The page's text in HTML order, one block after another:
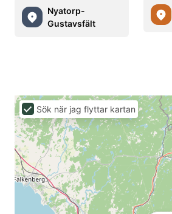
Nyatorp-
Gustavsfält
Sök när jag flyttar kartan